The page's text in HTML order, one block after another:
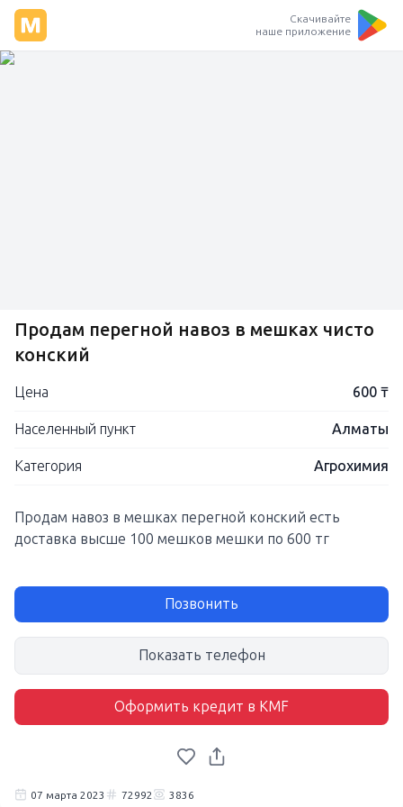
Скачивайте
наше приложение
Продам перегной навоз в мешках чисто
конский
Цена 600 ₸
Населенный пункт Алматы
Категория Агрохимия
Продам навоз в мешках перегной конский есть
доставка высше 100 мешков мешки по 600 тг
Позвонить
Показать телефон
Оформить кредит в KMF
07 марта 2023 72992 3836